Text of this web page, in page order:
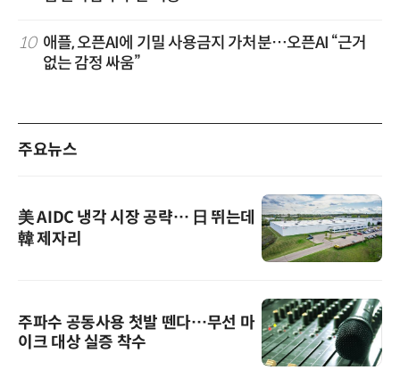
10 애플, 오픈AI에 기밀 사용금지 가처분…오픈AI “근거
없는 감정 싸움”
주요뉴스
美 AIDC 냉각 시장 공략… 日 뛰는데
韓 제자리
주파수 공동사용 첫발 뗀다…무선 마
이크 대상 실증 착수